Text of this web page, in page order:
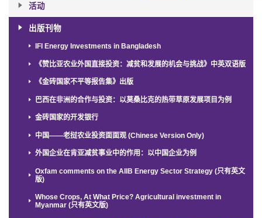
活动
出版刊物
IFI Energy Investments in Bangladesh
《赞比亚农业外国直接投资：减贫和发展的机会与挑战》中英双语版
《金砖国家不平等报告集》出版
巴西在非洲的合作与投资：以莫桑比克的热带草原发展项目为例
金砖国家的开发银行
中国——老挝农业投资面面观 (Chinese Version Only)
外国企业在肯亚减贫事业中的作用：以中国企业为例
Oxfam comments on the AIIB Energy Sector Strategy (只有英文
版)
Whose Crops, At What Price? Agricultural investment in
Myanmar (只有英文版)